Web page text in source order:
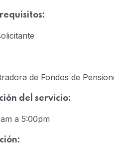
de Fondos de
del servicio:
a 5:00pm